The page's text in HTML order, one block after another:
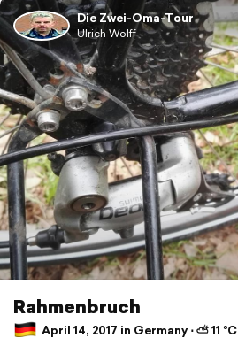
Die Zwei-Oma-Tour
Ulrich Wolff
Rahmenbruch
April 14, 2017 in Germany ⋅ ⛅ 11 °C